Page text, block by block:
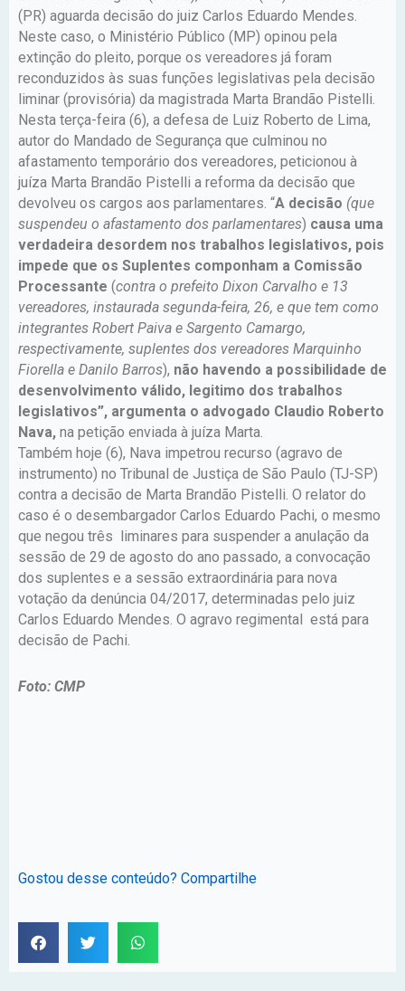
(PR) aguarda decisão do juiz Carlos Eduardo Mendes.
Neste caso, o Ministério Público (MP) opinou pela
extinção do pleito, porque os vereadores já foram
reconduzidos às suas funções legislativas pela decisão
liminar (provisória) da magistrada Marta Brandão Pistelli.
Nesta terça-feira (6), a defesa de Luiz Roberto de Lima,
autor do Mandado de Segurança que culminou no
afastamento temporário dos vereadores, peticionou à
juíza Marta Brandão Pistelli a reforma da decisão que
devolveu os cargos aos parlamentares. “A decisão (que
suspendeu o afastamento dos parlamentares) causa uma
verdadeira desordem nos trabalhos legislativos, pois
impede que os Suplentes componham a Comissão
Processante (contra o prefeito Dixon Carvalho e 13
vereadores, instaurada segunda-feira, 26, e que tem como
integrantes Robert Paiva e Sargento Camargo,
respectivamente, suplentes dos vereadores Marquinho
Fiorella e Danilo Barros), não havendo a possibilidade de
desenvolvimento válido, legitimo dos trabalhos
legislativos”, argumenta o advogado Claudio Roberto
Nava, na petição enviada à juíza Marta.
Também hoje (6), Nava impetrou recurso (agravo de
instrumento) no Tribunal de Justiça de São Paulo (TJ-SP)
contra a decisão de Marta Brandão Pistelli. O relator do
caso é o desembargador Carlos Eduardo Pachi, o mesmo
que negou três liminares para suspender a anulação da
sessão de 29 de agosto do ano passado, a convocação
dos suplentes e a sessão extraordinária para nova
votação da denúncia 04/2017, determinadas pelo juiz
Carlos Eduardo Mendes. O agravo regimental está para
decisão de Pachi.
Foto: CMP
Gostou desse conteúdo? Compartilhe